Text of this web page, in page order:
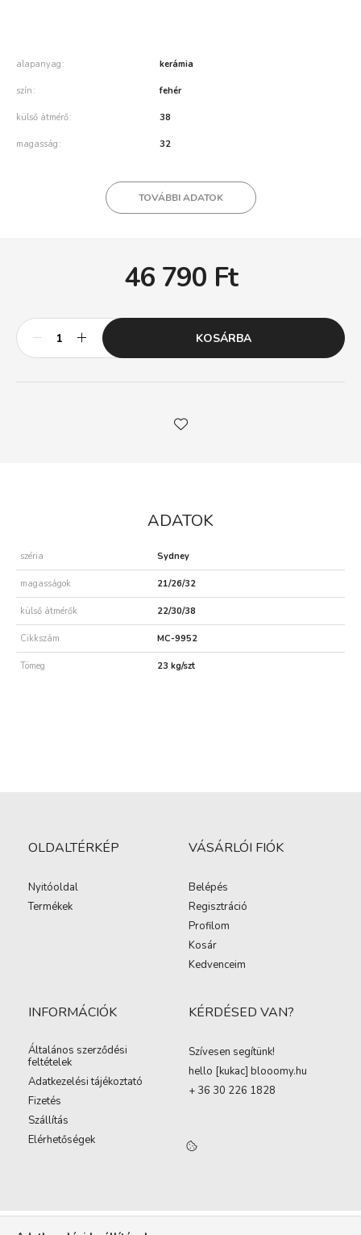
alapanyag kerámia
szín fehér
külső átmérő 38
magasság 32
TOVÁBBI ADATOK
46 790 Ft
KOSÁRBA
ADATOK
széria Sydney
magasságok 21/26/32
külső átmérők 22/30/38
Cikkszám MC-9952
Tömeg 23 kg/szt
OLDALTÉRKÉP
Nyitóoldal
Termékek
VÁSÁRLÓI FIÓK
Belépés
Regisztráció
Profilom
Kosár
Kedvenceim
INFORMÁCIÓK
Általános szerződési
feltételek
Adatkezelési tájékoztató
Fizetés
Szállítás
Elérhetőségek
KÉRDÉSED VAN?
Szívesen segítünk!
hello [kukac] blooomy.hu
+ 36 30 226 1828